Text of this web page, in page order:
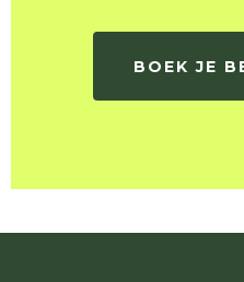
BOEK JE